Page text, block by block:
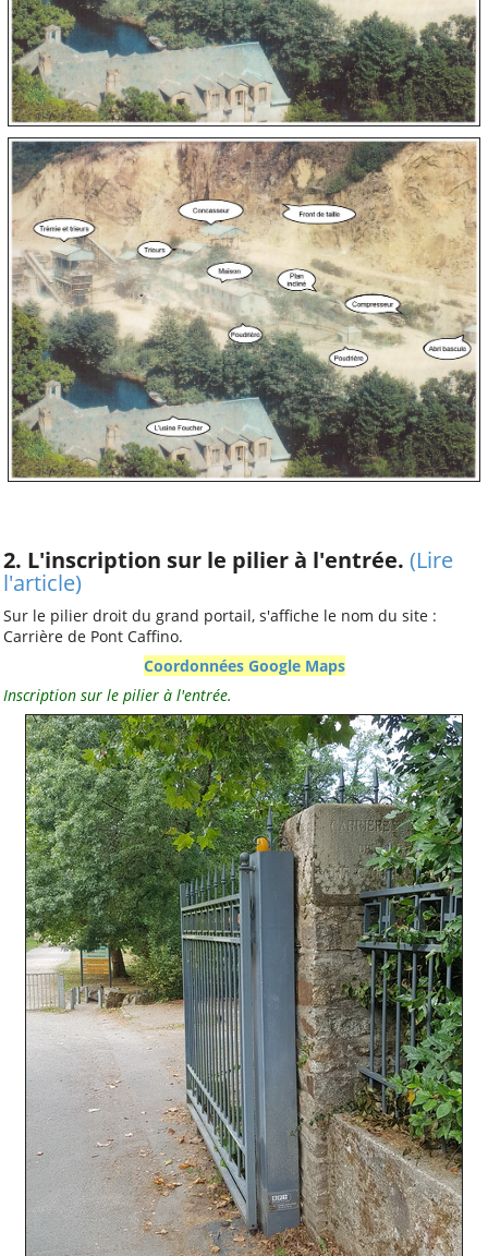
Fil des billets
Fil des commentaires
Suivez-nous sur
Facebook
Statistiques
88948visites depuis avril
2008
2. L'inscription sur le pilier à l'entrée. (Lire
l'article)
Sur le pilier droit du grand portail, s'affiche le nom du site :
Carrière de Pont Caffino.
Coordonnées Google Maps
Inscription sur le pilier à l'entrée.